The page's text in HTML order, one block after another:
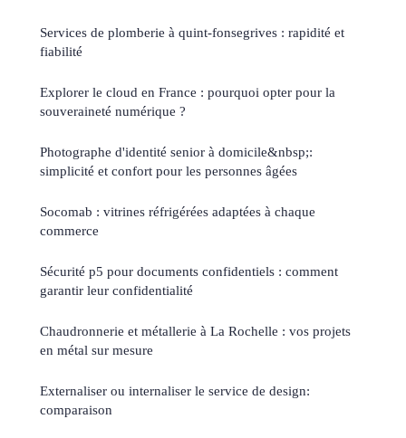
Services de plomberie à quint-fonsegrives : rapidité et
fiabilité
Explorer le cloud en France : pourquoi opter pour la
souveraineté numérique ?
Photographe d'identité senior à domicile&nbsp;:
simplicité et confort pour les personnes âgées
Socomab : vitrines réfrigérées adaptées à chaque
commerce
Sécurité p5 pour documents confidentiels : comment
garantir leur confidentialité
Chaudronnerie et métallerie à La Rochelle : vos projets
en métal sur mesure
Externaliser ou internaliser le service de design:
comparaison